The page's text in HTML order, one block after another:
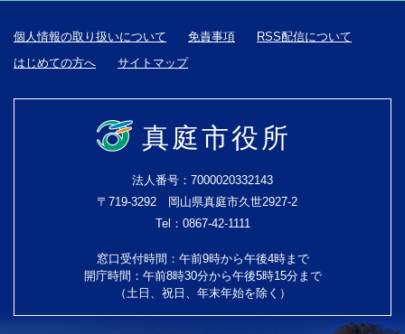
個人情報の取り扱いについて 免責事項
RSS配信について
はじめての方へ
サイトマップ
真庭市役所
法人番号：7000020332143
〒719-3292 岡山県真庭市久世2927-2
Tel：0867-42-1111
窓口受付時間：午前9時から午後4時まで
開庁時間：午前8時30分から午後5時15分まで
（土日、祝日、年末年始を除く）